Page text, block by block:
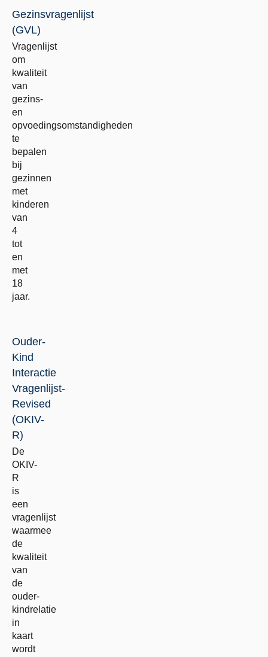
Gezinsvragenlijst
(GVL)
Vragenlijst
om
kwaliteit
van
gezins-
en
opvoedingsomstandigheden
te
bepalen
bij
gezinnen
met
kinderen
van
4
tot
en
met
18
jaar.
Ouder-
Kind
Interactie
Vragenlijst-
Revised
(OKIV-
R)
De
OKIV-
R
is
een
vragenlijst
waarmee
de
kwaliteit
van
de
ouder-
kindrelatie
in
kaart
wordt